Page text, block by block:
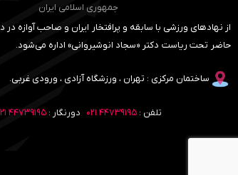
جمهوری اسلامی ایران
از نهادهای ورزشی با سابقه و پرافتخار ایران و صاحب آوازه در
حاضر تحت ریاست دکتر «سجاد انوشیروانی» اداره می‌شود.
ساختمان مرکزی : تهران ، ورزشگاه آزادی ، ورودی غربی.
تلفن :۴۴۷۳۹۱۹۵ ۰۲۱ دورنگار :۴۴۷۳۹۱۹۵ ۰۲۱